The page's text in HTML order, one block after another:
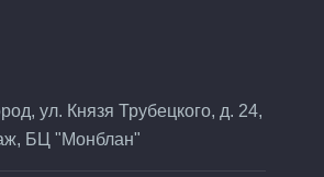
ул. Князя Трубецкого, д. 24,
БЦ "Монблан"